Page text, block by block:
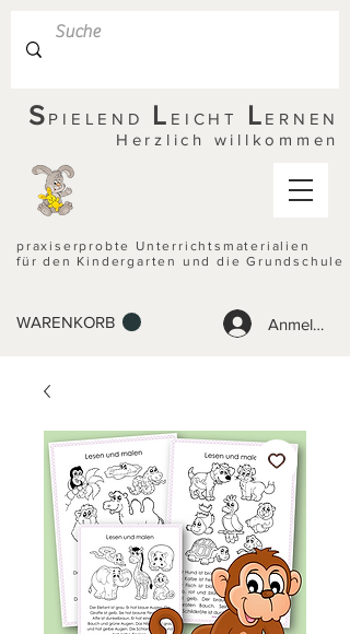
S PIELEND L EICHT L ERNEN
Herzlich willkommen
praxiserprobte Unterrichtsmaterialien
für den Kindergarten und die Grundschule
WARENKORB Anmelden